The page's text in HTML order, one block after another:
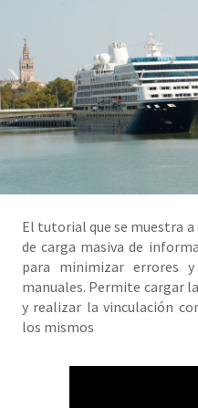
El tutorial que se muestra
de carga masiva de
para minimizar errores
manuales. Permite cargar
y realizar la vinculación
los mismos